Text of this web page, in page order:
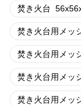
焚き火台
焚き火台用メッ
焚き火台用メッ
焚き火台用メッ
焚き火台用メッ